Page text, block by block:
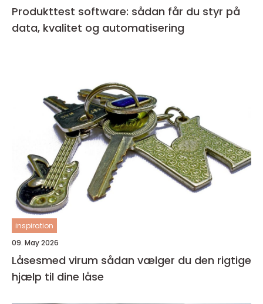
Produkttest software: sådan får du styr på
data, kvalitet og automatisering
inspiration
09. May 2026
Låsesmed virum sådan vælger du den rigtige
hjælp til dine låse